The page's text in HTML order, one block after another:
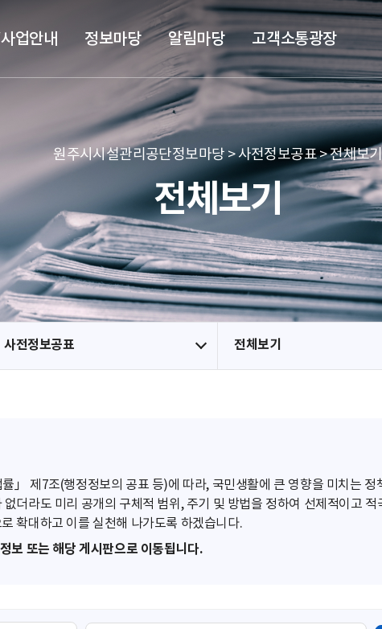
본문 바로가기
메뉴 바로가기
업안내 정보마당 알림마당 고객소통광장
원주시시설관리공단정보마당 > 사전정보공표 > 전체보기
전체보기
사전정보공표 전체보기
률」 제7조(행정정보의 공표 등)에 따라, 국민생활에 큰 영향을 미치는
더라도 미리 공개의 구체적 범위, 주기 및 방법을 정하여 선제적이고
확대하고 이를 실천해 나가도록 하겠습니다.
보 또는 해당 게시판으로 이동됩니다.